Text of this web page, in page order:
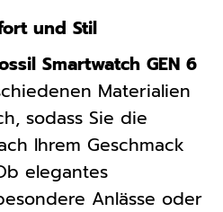
und Stil
Smartwatch GEN 6
Materialien
sodass Sie die
Ihrem Geschmack
elegantes
Anlässe oder